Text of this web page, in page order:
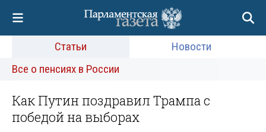
Статьи
Новости
Все о пенсиях в России
Как Путин поздравил Трампа с
победой на выборах